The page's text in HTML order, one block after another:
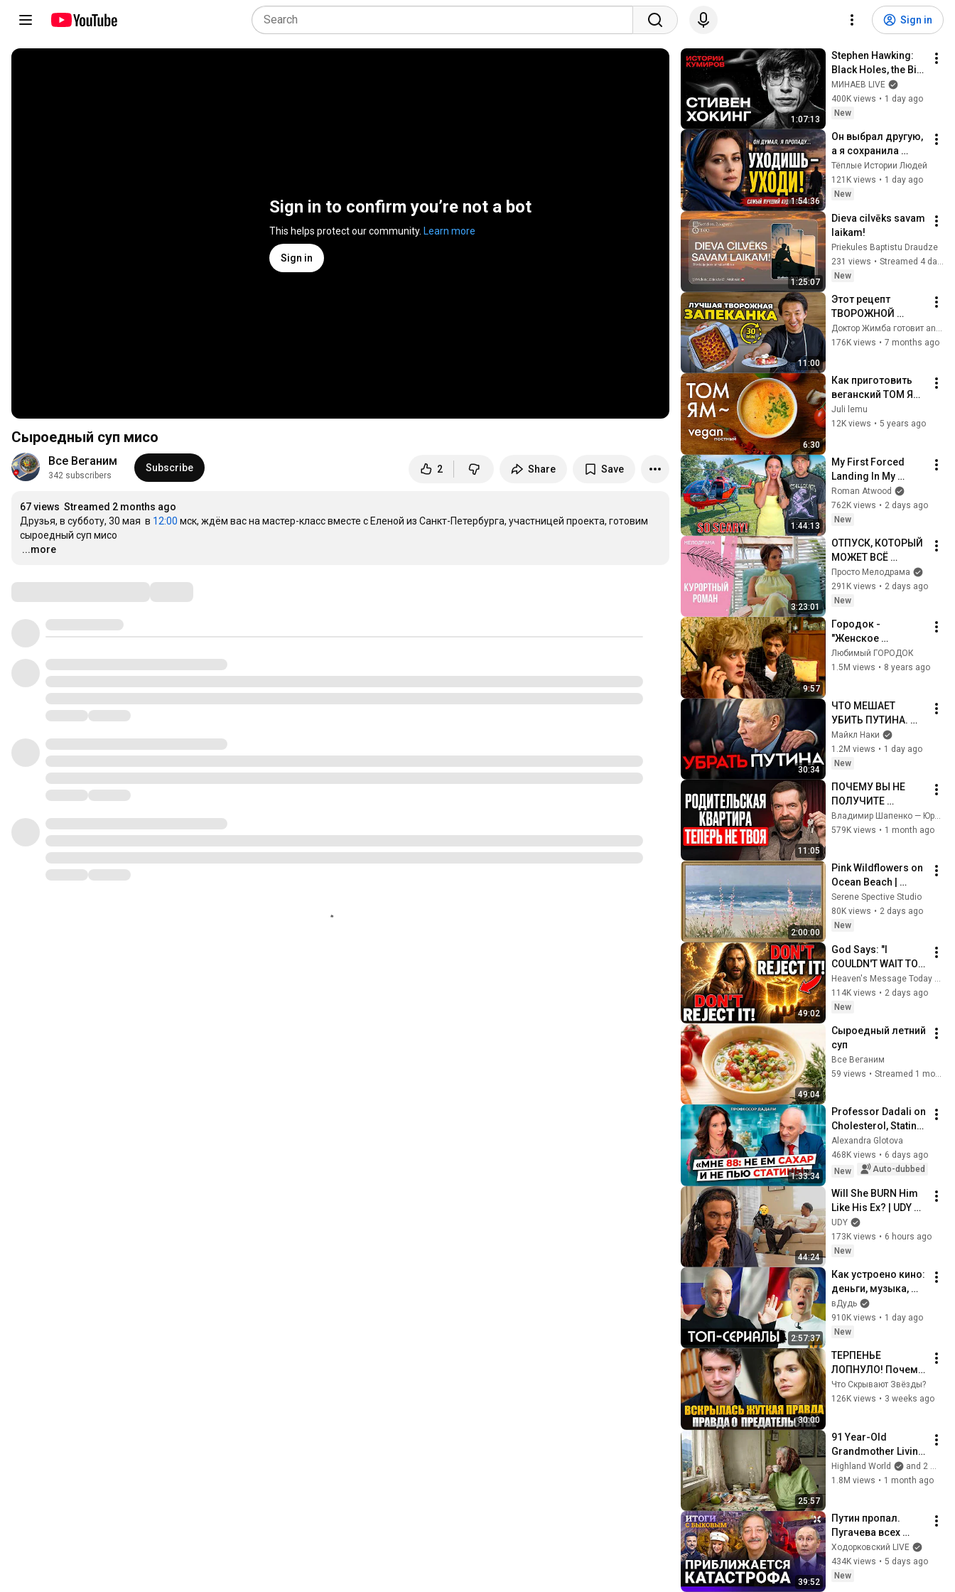
Sign in
Sign in to confirm you’re not a bot
This helps protect our community. Learn more
Sign in
Сыроедный суп мисо
Все Веганим
342 subscribers
Subscribe 2 Share Save
67 views Streamed 2 months ago
Друзья, в субботу, 30 мая  в 12:00 мск, ждём вас на мастер-класс вместе с Еленой из Санкт-Петербурга, участницей проекта, готовим
…
...more
1:07:13
Stephen Hawking:
Black Holes, the Big
Bang, and the End of
the Universe / Idol
Stories / MINAEV
МИНАЕВ LIVE
400K views • 1 day ago
New
1:54:36
Он выбрал другую,
а я сохранила
гордость и
отпустила его
Тёплые Истории Людей
121K views • 1 day ago
New
1:25:07
Dieva cilvēks savam
laikam!
Priekules Baptistu Draudze
231 views •
New
11:00
Этот рецепт
ТВОРОЖНОЙ
ЗАПЕКАНКИ ждали
все! ||
Доктор Жимба готовит and 2 more
176K views • 7 months ago
6:30
Как приготовить
веганский ТОМ ЯМ
/ постный Том Ям
Juli lemu
12K views • 5 years ago
1:44:13
My First Forced
Landing In My
Helicopter. Very
Scary Experience
But Everyone Is
Roman Atwood
762K views • 2 days ago
New
3:23:01
ОТПУСК, КОТОРЫЙ
МОЖЕТ ВСЁ
ИЗМЕНИТЬ!
Курортный роман.
Все серии
Просто Мелодрама
291K views • 2 days ago
New
9:57
Городок -
"Женское
коварство"
Любимый ГОРОДОК
1.5M views • 8 years ago
30:34
ЧТО МЕШАЕТ
УБИТЬ ПУТИНА.
Сценарии
ликвидации
диктатора
Майкл Наки
1.2M views • 1 day ago
New
11:05
ПОЧЕМУ ВЫ НЕ
ПОЛУЧИТЕ
КВАРТИРУ
РОДИТЕЛЕЙ?
году
Владимир Шапенко — Юрист для Бизнеса
579K views • 1 month ago
2:00:00
Pink Wildflowers on
Ocean Beach |
Vintage Coastal
Seascape Oil
Painting | 4K
Screensaver
Serene Spective Studio
80K views • 2 days ago
New
49:02
God Says: "I
COULDN'T WAIT TO
GIVE THIS TO YOU" |
God Message
Today ~ Gods
Heaven's Message Today and God’s Daily Blessings
114K views • 2 days ago
New
49:04
Сыроедный летний
суп
Все Веганим
59 views • Streamed 1 month ago
1:33:34
Professor Dadali on
Cholesterol, Statins,
Heart Health,
Thyroid,
Osteoporosis,
an...
Alexandra Glotova
468K views • 6 days ago
New
Auto-dubbed
44:24
Will She BURN Him
Like His Ex? | UDY
Loyalty Test
UDY
173K views • 6 hours ago
New
2:57:37
Как устроено кино:
деньги, музыка,
лицемерие,
Голливуд / вДудь
вДудь
910K views • 1 day ago
New
30:00
ТЕРПЕНЬЕ
ЛОПНУЛО! Почему
Максим Матвеев
БРОСИЛ Боярскую
Что Скрывают Звёзды?
126K views • 3 weeks ago
25:57
91 Year-Old
Grandmother Living
Alone In A Mountain
Village Forgotten By
Highland World
and 2 more
1.8M views • 1 month ago
39:52
Путин пропал.
Пугачева всех
уделала. Трамп
выбрал
Зеленского.
Ходорковский LIVE
434K views • 5 days ago
New